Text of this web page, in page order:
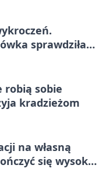
sprawdziła
robią sobie
kradzieżom
na własną
się wysoką